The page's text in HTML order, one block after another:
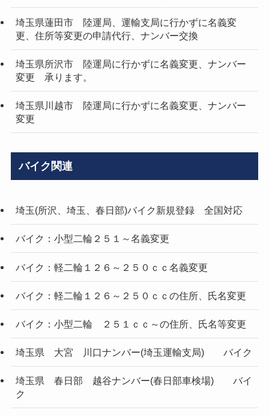
埼玉県蓮田市 陸運局、運輸支局に行かずに名義変
更、住所等変更の申請代行、ナンバー交換
埼玉県所沢市 陸運局に行かずに名義変更、ナンバー
変更 承ります。
埼玉県川越市 陸運局に行かずに名義変更、ナンバー
変更
バイク関連
埼玉(所沢、埼玉、春日部)バイク新規登録 全国対応
バイク：小型二輪２５１～名義変更
バイク：軽二輪１２６～２５０ｃｃ名義変更
バイク：軽二輪１２６～２５０ｃｃの住所、氏名変更
バイク：小型二輪 ２５１ｃｃ～の住所、氏名等変更
埼玉県 大宮 川口ナンバー(埼玉運輸支局) バイク
埼玉県 春日部 越谷ナンバー(春日部車検場) バイ
ク